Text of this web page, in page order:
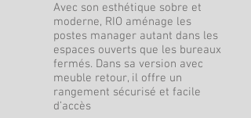
Avec son esthétique sobre et
moderne, RIO aménage les
postes manager autant dans les
espaces ouverts que les bureaux
fermés. Dans sa version avec
meuble retour, il offre un
rangement sécurisé et facile
d’accès